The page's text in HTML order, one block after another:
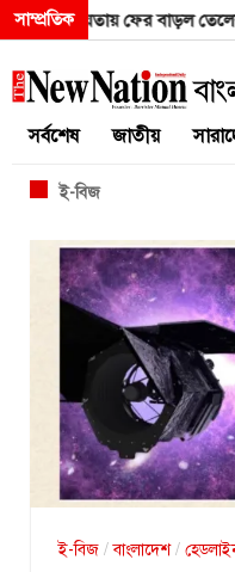
সাম্প্রতিকফের বাড়ল তেলের দাম ◆
to
সর্বশেষ জাতীয়
ই-বিজ
ই-বিজ /বাংলাদেশ/